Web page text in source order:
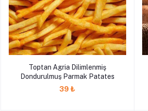
Toptan Agria Dilimlenmiş
Dondurulmuş Parmak Patates
39 ₺